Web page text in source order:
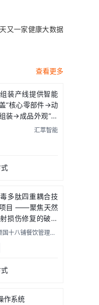
又一家健康大数据
查看更多
装产线提供智能
“核心零部件→动
装→成品外观”全
汇萃智能
多肽四重耦合技
天然
损伤修复的破局
国十八铺餐饮管理有
作系统